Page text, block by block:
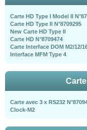
Carte HD Type I Model II
Carte HD Type II N°8709295
New Carte HD Type II
Carte HD N°8709474
Carte Interface DOM M2/12/
Interface MFM Type 4
Carte avec 3 x RS232
Clock-M2